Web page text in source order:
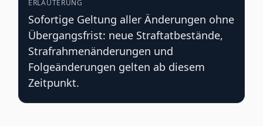
Sofortige Geltung aller Änderungen ohne
Übergangsfrist: neue Straftatbestände,
Strafrahmenänderungen und
Folgeänderungen gelten ab diesem
Zeitpunkt.